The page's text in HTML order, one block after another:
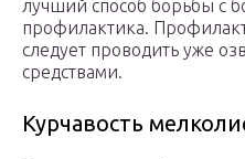
лучший способ борьбы с
профилактика.
следует проводить уже
средствами.
Курчавость